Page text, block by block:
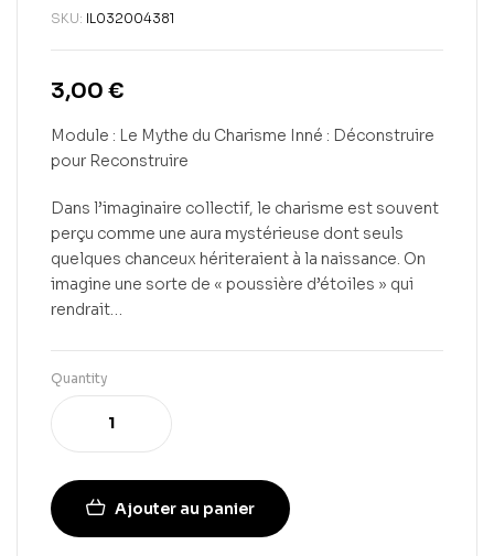
SKU: IL032004381
3,00 €
Module : Le Mythe du Charisme Inné : Déconstruire
pour Reconstruire
Dans l’imaginaire collectif, le charisme est souvent
perçu comme une aura mystérieuse dont seuls
quelques chanceux hériteraient à la naissance. On
imagine une sorte de « poussière d’étoiles » qui
rendrait…
Quantity
Ajouter au panier